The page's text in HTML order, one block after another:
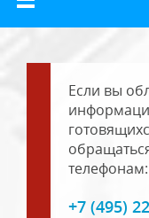
Если вы
телефонам:
+7 (495)